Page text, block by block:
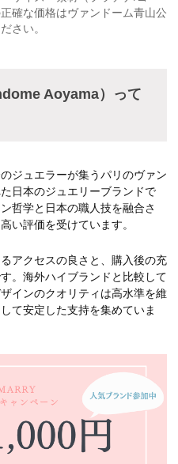
確な価格はヴァンドーム青山公
さい。
Aoyama）って
ジュエラーが集うパリのヴァン
日本のジュエリーブランドで
哲学と日本の職人技を融合さ
い評価を受けています。
アクセスの良さと、購入後の充
。海外ハイブランドと比較して
インのクオリティは高水準を維
て安定した支持を集めていま